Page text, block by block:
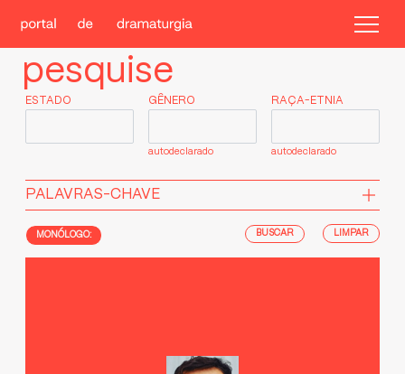
pesquise
ESTADO GÊNERO
autodeclarado
RAÇA-ETNIA
autodeclarado
PALAVRAS-CHAVE
MONÓLOGO: LIMPAR